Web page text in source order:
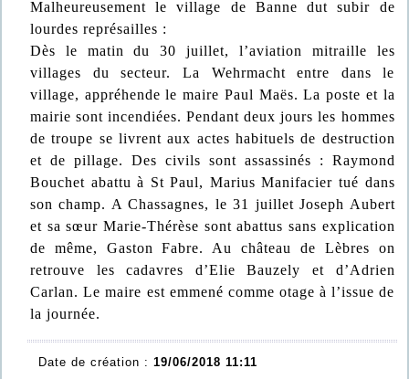
Malheureusement le village de Banne dut subir de
lourdes représailles :
Dès le matin du 30 juillet, l’aviation mitraille les
villages du secteur. La Wehrmacht entre dans le
village, appréhende le maire Paul Maës. La poste et la
mairie sont incendiées. Pendant deux jours les hommes
de troupe se livrent aux actes habituels de destruction
et de pillage. Des civils sont assassinés : Raymond
Bouchet abattu à St Paul, Marius Manifacier tué dans
son champ. A Chassagnes, le 31 juillet Joseph Aubert
et sa sœur Marie-Thérèse sont abattus sans explication
de même, Gaston Fabre. Au château de Lèbres on
retrouve les cadavres d’Elie Bauzely et d’Adrien
Carlan. Le maire est emmené comme otage à l’issue de
la journée.
Date de création : 19/06/2018 11:11